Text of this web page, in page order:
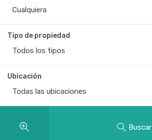
Cualquiera
Tipo de propiedad
Todos los tipos
Ubicación
Todas las ubicaciones
Buscar